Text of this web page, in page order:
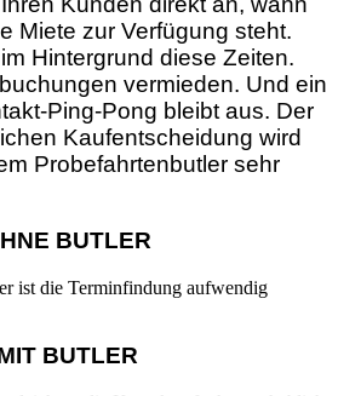
Miete zur Verfügung steht.
Hintergrund diese Zeiten.
vermieden. Und ein
Ping-Pong bleibt aus. Der
Kaufentscheidung wird
Probefahrtenbutler sehr
BUTLER
BUTLER